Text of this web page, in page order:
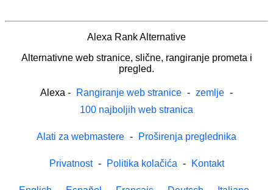
Alexa Rank Alternative
Alternativne web stranice, slične, rangiranje prometa i
pregled.
Alexa - Rangiranje web stranice - zemlje -
100 najboljih web stranica
Alati za webmastere - Proširenja preglednika
Privatnost - Politika kolačića - Kontakt